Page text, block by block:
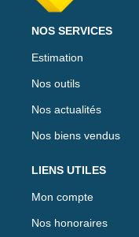
NOS SERVICES
Estimation
Nos outils
Nos actualités
Nos biens vendus
LIENS UTILES
Mon compte
Nos honoraires